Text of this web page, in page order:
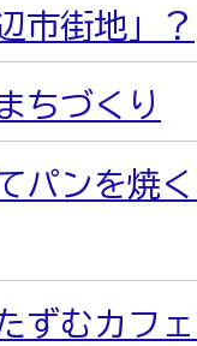
市街地」？
ちづくり
パンを焼
ずむカフ